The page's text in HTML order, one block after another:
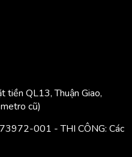
QL13, Thuận Giao,
cũ)
001 - THI CÔNG: Các